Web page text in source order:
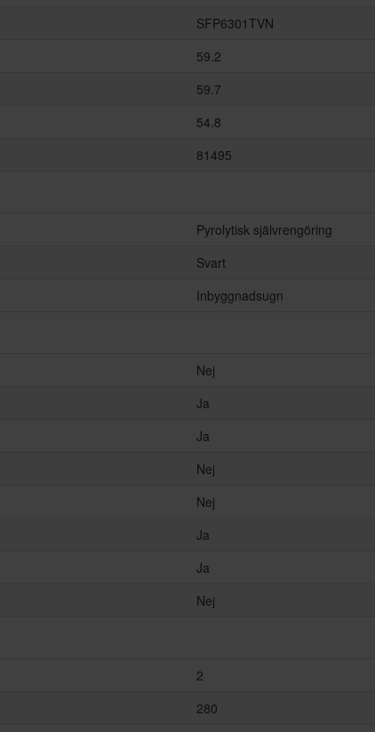
SFP6301TVN
59.2
59.7
54.8
81495
Pyrolytisk självrengöring
Svart
Inbyggnadsugn
Nej
Ja
Ja
Nej
Nej
Ja
Ja
Nej
2
280